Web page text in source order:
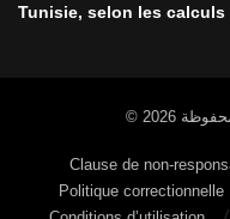
Tunisie, selon les
Clause de non-
Politique correctionnelle